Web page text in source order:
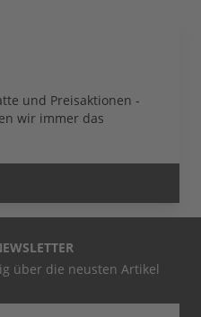
und Preisaktionen -
wir immer das
über die neusten Artikel